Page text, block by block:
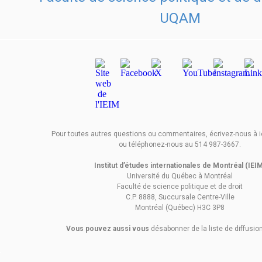
Pour toutes autres questions ou commentaires, écrivez-nous à
ou téléphonez-nous au 514 987-3667.
Institut d’études internationales de Montréal
Université du Québec à Montréal
Faculté de science politique et de droit
C.P. 8888, Succursale Centre-Ville
Montréal (Québec) H3C 3P8
Vous pouvez aussi vous désabonner de la liste de